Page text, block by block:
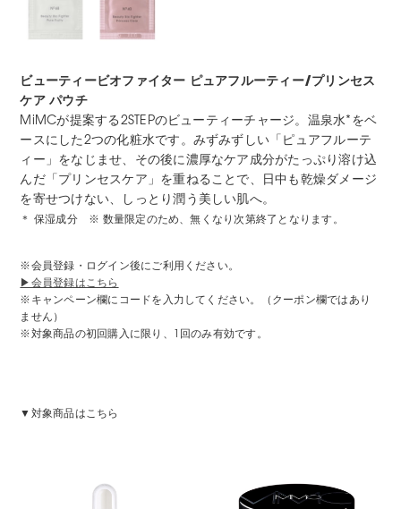
ビューティービオファイター ピュアフルーティー/プリンセス
ケア パウチ
MiMCが提案する2STEPのビューティーチャージ。温泉水*をベ
ースにした2つの化粧水です。みずみずしい「ピュアフルーテ
ィー」をなじませ、その後に濃厚なケア成分がたっぷり溶け込
んだ「プリンセスケア」を重ねることで、日中も乾燥ダメージ
を寄せつけない、しっとり潤う美しい肌へ。
＊ 保湿成分 ※ 数量限定のため、無くなり次第終了となります。
※会員登録・ログイン後にご利用ください。
▶会員登録はこちら
※キャンペーン欄にコードを入力してください。（クーポン欄ではあり
ません）
※対象商品の初回購入に限り、1回のみ有効です。
▼対象商品はこちら